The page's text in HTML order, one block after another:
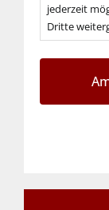
jederzeit
Dritte